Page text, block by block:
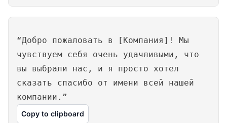
“Добро пожаловать в [Компания]! Мы
чувствуем себя очень удачливыми, что
вы выбрали нас, и я просто хотел
сказать спасибо от имени всей нашей
компании.”
Copy to clipboard